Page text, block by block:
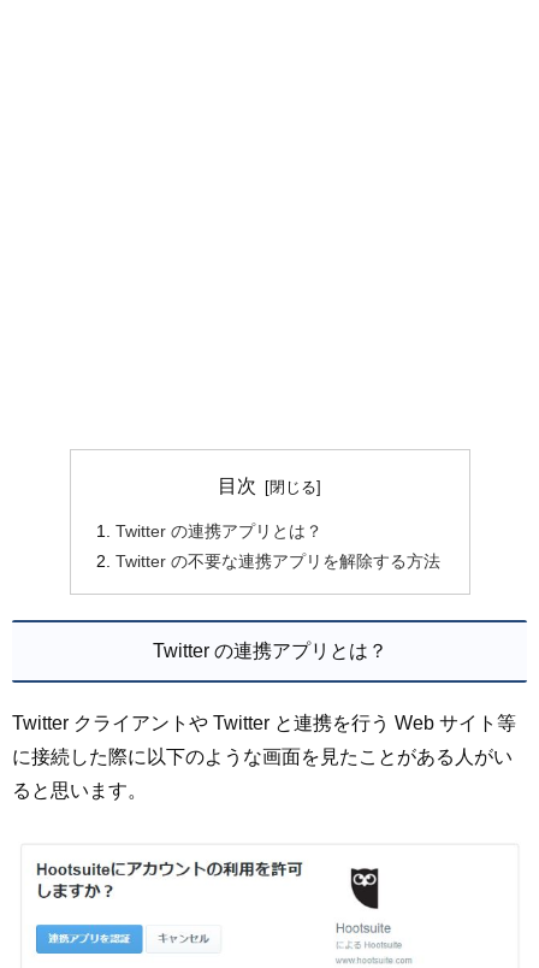
目次
Twitter の連携アプリとは？
Twitter の不要な連携アプリを解除する方法
Twitter の連携アプリとは？
Twitter クライアントや Twitter と連携を行う Web サイト等
に接続した際に以下のような画面を見たことがある人がい
ると思います。